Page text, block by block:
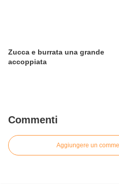
Zucca e burrata una grande
accoppiata
Commenti
Aggiungere un